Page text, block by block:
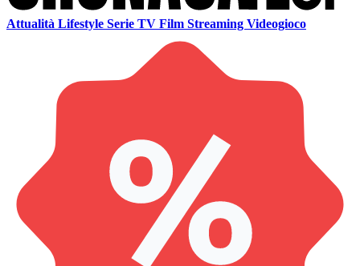
Attualità Lifestyle Serie TV Film Streaming Videogioco